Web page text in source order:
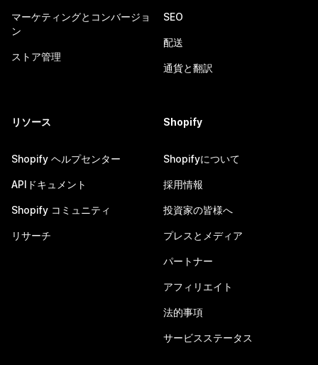
マーケティングとコンバージョ
ン
ストア管理
SEO
配送
通貨と翻訳
リソース
Shopify ヘルプセンター
APIドキュメント
Shopify コミュニティ
リサーチ
Shopify
Shopifyについて
採用情報
投資家の皆様へ
プレスとメディア
パートナー
アフィリエイト
法的事項
サービスステータス